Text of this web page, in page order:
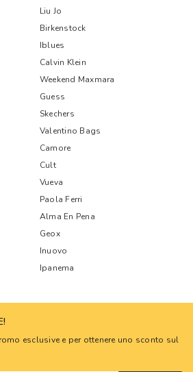
Liu Jo
Birkenstock
Iblues
Calvin Klein
Weekend Maxmara
Guess
Skechers
Valentino Bags
Camore
Cult
Vueva
Paola Ferri
Alma En Pena
Geox
Inuovo
Ipanema
esclusive e per ottenere uno sconto sul